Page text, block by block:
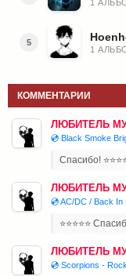
1
5
1
КОММЕНТАРИИ
ЛЮБИТЕЛЬ
💿 Black Smoke
Спасибо!
ЛЮБИТЕЛЬ
💿 AC/DC / Back
⭐⭐⭐⭐⭐
ЛЮБИТЕЛЬ
💿 Scorpions -